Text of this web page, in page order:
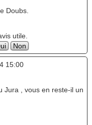
Doubs.
utile.
Non
15:00
Jura , vous en reste-il un